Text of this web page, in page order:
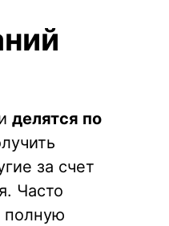
делятся по
за счет
Часто
полную